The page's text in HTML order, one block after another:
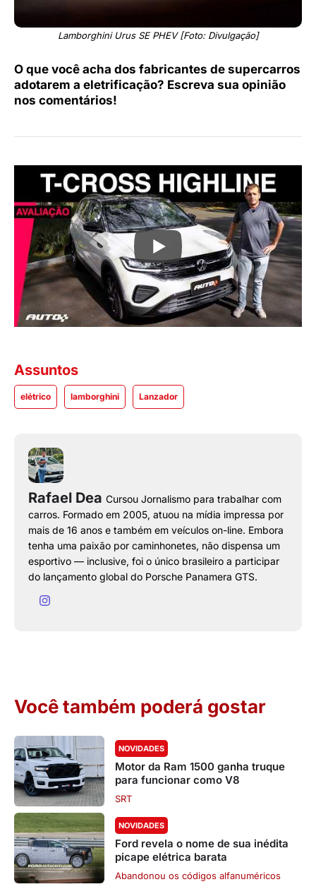
Lamborghini Urus SE PHEV [Foto: Divulgação]
O que você acha dos fabricantes de supercarros
adotarem a eletrificação? Escreva sua opinião
nos comentários!
Assuntos
elétrico lamborghini Lanzador
Rafael Dea Cursou Jornalismo para trabalhar com
carros. Formado em 2005, atuou na mídia impressa por
mais de 16 anos e também em veículos on-line. Embora
tenha uma paixão por caminhonetes, não dispensa um
esportivo — inclusive, foi o único brasileiro a participar
do lançamento global do Porsche Panamera GTS.
Você também poderá gostar
NOVIDADES
Motor da Ram 1500 ganha truque
para funcionar como V8
SRT
NOVIDADES
Ford revela o nome de sua inédita
picape elétrica barata
Abandonou os códigos alfanuméricos